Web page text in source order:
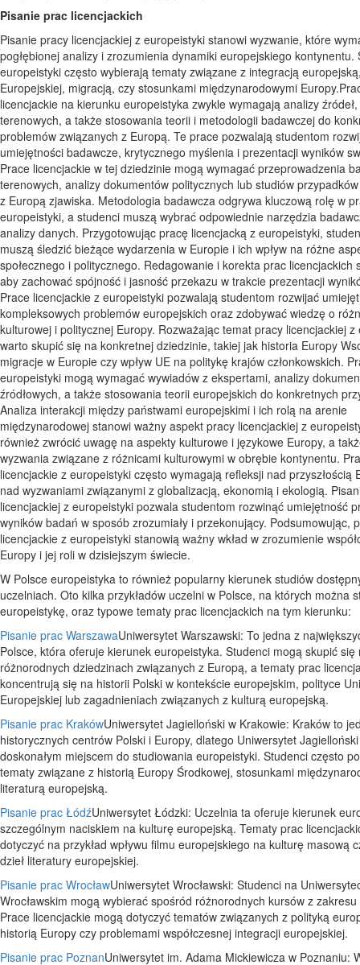
Pisanie prac licencjackich
Pisanie pracy licencjackiej z europeistyki stanowi wyzwanie, które
pogłębionej analizy i zrozumienia dynamiki europejskiego kontynentu.
europeistyki często wybierają tematy związane z integracją
Europejskiej, migracją, czy stosunkami międzynarodowymi
licencjackie na kierunku europeistyka zwykle wymagają analizy
terenowych, a także stosowania teorii i metodologii badawczej do
problemów związanych z Europą. Te prace pozwalają studentom
umiejętności badawcze, krytycznego myślenia i prezentacji wyników
Prace licencjackie w tej dziedzinie mogą wymagać przeprowadzenia
terenowych, analizy dokumentów politycznych lub studiów
z Europą zjawiska. Metodologia badawcza odgrywa kluczową rolę w
europeistyki, a studenci muszą wybrać odpowiednie narzędzia
analizy danych. Przygotowując pracę licencjacką z europeistyki,
muszą śledzić bieżące wydarzenia w Europie i ich wpływ na różne
społecznego i politycznego. Redagowanie i korekta prac licencjackich
aby zachować spójność i jasność przekazu w trakcie prezentacji
Prace licencjackie z europeistyki pozwalają studentom rozwijać
kompleksowych problemów europejskich oraz zdobywać wiedzę o
kulturowej i politycznej Europy. Rozważając temat pracy licencjackiej z
warto skupić się na konkretnej dziedzinie, takiej jak historia Europy
migracje w Europie czy wpływ UE na politykę krajów członkowskich.
europeistyki mogą wymagać wywiadów z ekspertami, analizy
źródłowych, a także stosowania teorii europejskich do konkretnych
Analiza interakcji między państwami europejskimi i ich rolą na arenie
międzynarodowej stanowi ważny aspekt pracy licencjackiej z
również zwrócić uwagę na aspekty kulturowe i językowe Europy, a
wyzwania związane z różnicami kulturowymi w obrębie kontynentu.
licencjackie z europeistyki często wymagają refleksji nad przyszłością
nad wyzwaniami związanymi z globalizacją, ekonomią i ekologią.
licencjackiej z europeistyki pozwala studentom rozwinąć umiejętność
wyników badań w sposób zrozumiały i przekonujący. Podsumowując,
licencjackie z europeistyki stanowią ważny wkład w zrozumienie
Europy i jej roli w dzisiejszym świecie.
W Polsce europeistyka to również popularny kierunek studiów
uczelniach. Oto kilka przykładów uczelni w Polsce, na których można
europeistykę, oraz typowe tematy prac licencjackich na tym kierunku:
Pisanie prac WarszawaUniwersytet Warszawski: To jedna z
Polsce, która oferuje kierunek europeistyka. Studenci mogą skupić się
różnorodnych dziedzinach związanych z Europą, a tematy prac
koncentrują się na historii Polski w kontekście europejskim, polityce
Europejskiej lub zagadnieniach związanych z kulturą europejską.
Pisanie prac KrakówUniwersytet Jagielloński w Krakowie: Kraków to
historycznych centrów Polski i Europy, dlatego Uniwersytet
doskonałym miejscem do studiowania europeistyki. Studenci często
tematy związane z historią Europy Środkowej, stosunkami
literaturą europejską.
Pisanie prac ŁódźUniwersytet Łódzki: Uczelnia ta oferuje kierunek
szczególnym naciskiem na kulturę europejską. Tematy prac
dotyczyć na przykład wpływu filmu europejskiego na kulturę masową
dzieł literatury europejskiej.
Pisanie prac WrocławUniwersytet Wrocławski: Studenci na
Wrocławskim mogą wybierać spośród różnorodnych kursów z
Prace licencjackie mogą dotyczyć tematów związanych z polityką
historią Europy czy problemami współczesnej integracji europejskiej.
Pisanie prac PoznanUniwersytet im. Adama Mickiewicza w Poznaniu: